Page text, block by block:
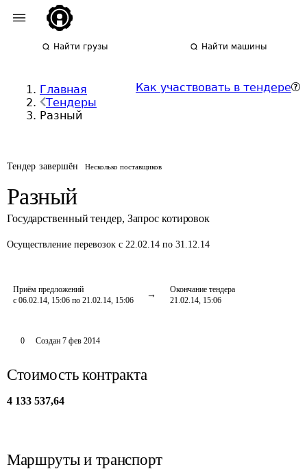
Найти грузы Найти машины
Главная
Тендеры
Разный
Как участвовать в тендере
Тендер завершён Несколько поставщиков
Разный
Государственный тендер, Запрос котировок
Осуществление перевозок с 22.02.14 по 31.12.14
Приём предложений
с 06.02.14, 15:06 по 21.02.14, 15:06
Окончание тендера
21.02.14, 15:06
0 Создан 7 фев 2014
Стоимость контракта
4 133 537,64
Маршруты и транспорт